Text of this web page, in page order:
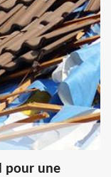
pour une